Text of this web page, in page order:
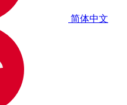
简体中文